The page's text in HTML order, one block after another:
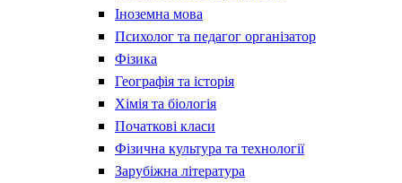
Іноземна мова
Психолог та педагог організатор
Фізика
Географія та історія
Хімія та біологія
Початкові класи
Фізична культура та технології
Зарубіжна література